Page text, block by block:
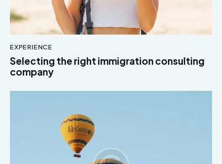
EXPERIENCE
Selecting the right immigration consulting
company